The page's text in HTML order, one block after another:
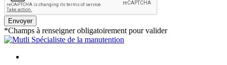
Envoyer
*Champs à renseigner obligatoirement pour valider